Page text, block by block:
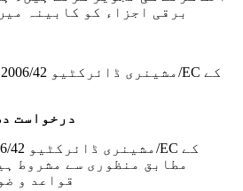
برقی اجزاء کو کابینہ
درخواست
مطابق منظوری سے مشروط
قواعد و